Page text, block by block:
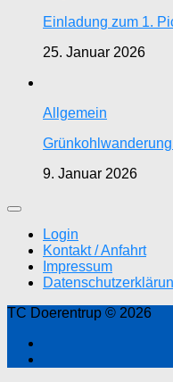
Einladung zum 1.
25. Januar 2026
Allgemein
9. Januar 2026
Login
Kontakt / Anfahrt
Impressum
TC Doerentrup © 2026